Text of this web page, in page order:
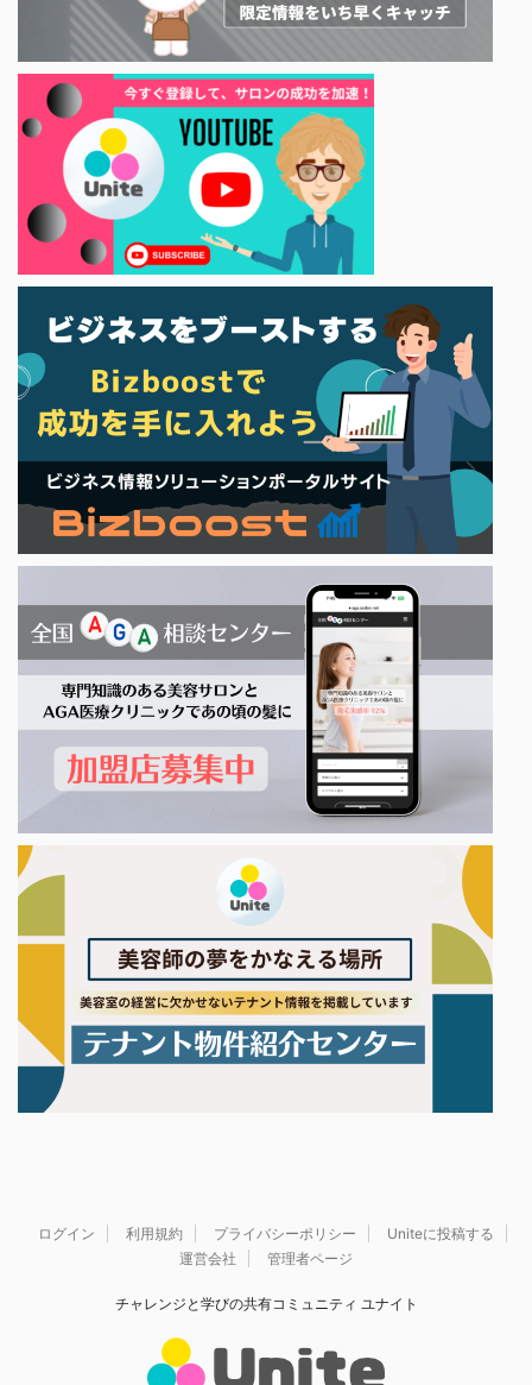
ログイン 利用規約 プライバシーポリシー
Uniteに投稿する
運営会社
管理者ページ
チャレンジと学びの共有コミュニティ ユナイト